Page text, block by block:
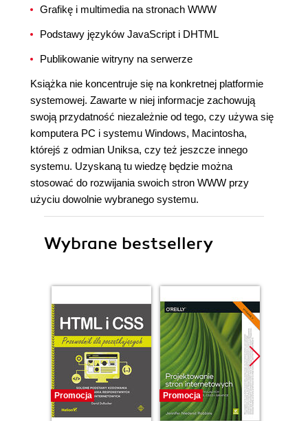
Grafikę i multimedia na stronach WWW
Podstawy języków JavaScript i DHTML
Publikowanie witryny na serwerze
Książka nie koncentruje się na konkretnej platformie
systemowej. Zawarte w niej informacje zachowują
swoją przydatność niezależnie od tego, czy używa się
komputera PC i systemu Windows, Macintosha,
którejś z odmian Uniksa, czy też jeszcze innego
systemu. Uzyskaną tu wiedzę będzie można
stosować do rozwijania swoich stron WWW przy
użyciu dowolnie wybranego systemu.
Wybrane bestsellery
Promocja Promocja